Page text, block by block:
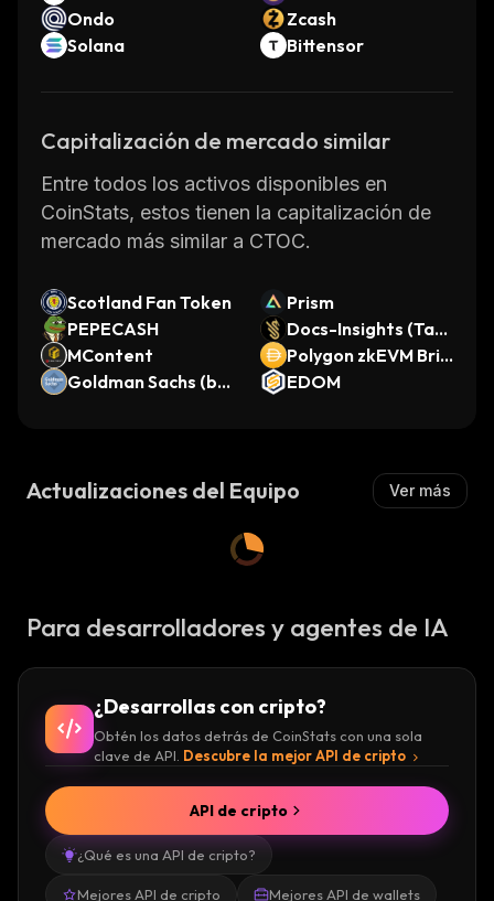
Ondo
Zcash
Solana
Bittensor
Capitalización de mercado similar
Entre todos los activos disponibles en
CoinStats, estos tienen la capitalización de
mercado más similar a CTOC.
Scotland Fan Token
Prism
PEPECASH
Docs-Insights (Taτs
u)
MContent
Polygon zkEVM Brid
ged DAI (Polygon zk
Goldman Sachs (bS
EDOM
Actualizaciones del Equipo Ver más
Para desarrolladores y agentes de IA
¿Desarrollas con cripto?
Obtén los datos detrás de CoinStats con una sola
clave de API. Descubre la mejor API de cripto
¿Qué es una API de cripto?
Mejores API de cripto Mejores API de wallets
API de cripto